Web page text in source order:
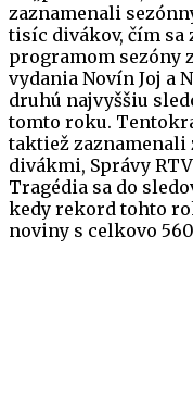
zaznamenali
tisíc divákov, čím
programom sezóny
vydania Novín Joj a
druhú najvyššiu
tomto roku.
taktiež zaznamenali
divákmi, Správy
Tragédia sa do
kedy rekord tohto
noviny s celkovo